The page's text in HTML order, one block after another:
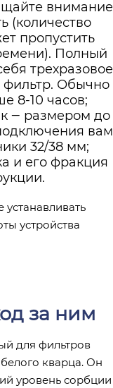
внимание
(количество
пропустить
Полный
трехразовое
Обычно
8-10 часов;
‒ размером до
вам
32/38 мм;
и его фракция
устройства
за ним
для фильтров
кварца. Он
уровень сорбции